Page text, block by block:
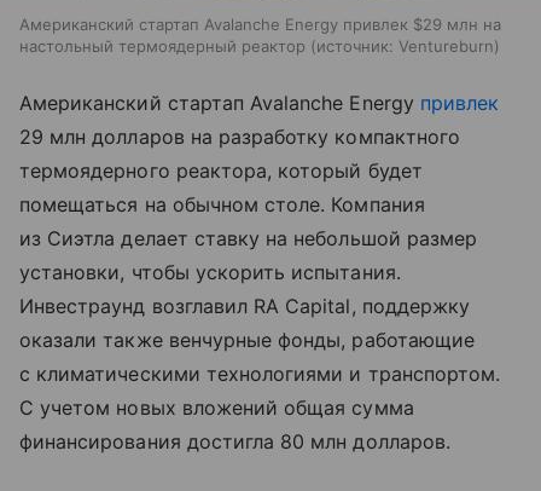
Американский стартап Avalanche Energy привлек $29 млн на
настольный термоядерный реактор
источник: Ventureburn
Американский стартап Avalanche Energy привлек
29 млн долларов на разработку компактного
термоядерного реактора, который будет
помещаться на обычном столе. Компания
из Сиэтла делает ставку на небольшой размер
установки, чтобы ускорить испытания.
Инвестраунд возглавил RA Capital, поддержку
оказали также венчурные фонды, работающие
с климатическими технологиями и транспортом.
С учетом новых вложений общая сумма
финансирования достигла 80 млн долларов.